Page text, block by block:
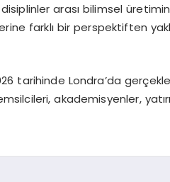
arası bilimsel
farklı bir perspektiften
tarihinde Londra’da
akademisyenler,